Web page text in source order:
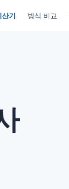
기 방식 비교